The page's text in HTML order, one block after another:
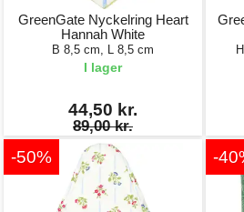
GreenGate Nyckelring Heart
Hannah White
B 8,5 cm, L 8,5 cm
I lager
44,50 kr.
89,00 kr.
-50%
-